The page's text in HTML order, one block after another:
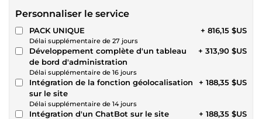
Personnaliser le service
PACK UNIQUE
Délai supplémentaire de 27 jours
+ 816,15 $US
Développement complète d'un tableau
de bord d'administration
Délai supplémentaire de 16 jours
+ 313,90 $US
Intégration de la fonction géolocalisation
sur le site
Délai supplémentaire de 14 jours
+ 188,35 $US
Intégration d'un ChatBot sur le site + 188,35 $US